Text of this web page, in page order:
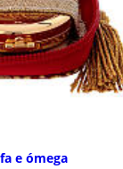
e ómega